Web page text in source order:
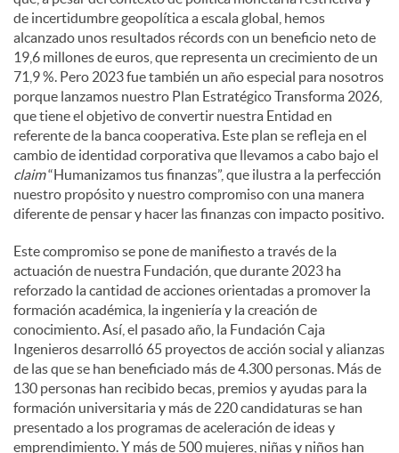
de incertidumbre geopolítica a escala global, hemos
alcanzado unos resultados récords con un beneficio neto de
19,6 millones de euros, que representa un crecimiento de un
71,9 %. Pero 2023 fue también un año especial para nosotros
porque lanzamos nuestro Plan Estratégico Transforma 2026,
que tiene el objetivo de convertir nuestra Entidad en
referente de la banca cooperativa. Este plan se refleja en el
cambio de identidad corporativa que llevamos a cabo bajo el
claim“Humanizamos tus finanzas”, que ilustra a la perfección
nuestro propósito y nuestro compromiso con una manera
diferente de pensar y hacer las finanzas con impacto positivo.
Este compromiso se pone de manifiesto a través de la
actuación de nuestra Fundación, que durante 2023 ha
reforzado la cantidad de acciones orientadas a promover la
formación académica, la ingeniería y la creación de
conocimiento. Así, el pasado año, la Fundación Caja
Ingenieros desarrolló 65 proyectos de acción social y alianzas
de las que se han beneficiado más de 4.300 personas. Más de
130 personas han recibido becas, premios y ayudas para la
formación universitaria y más de 220 candidaturas se han
presentado a los programas de aceleración de ideas y
emprendimiento. Y más de 500 mujeres, niñas y niños han